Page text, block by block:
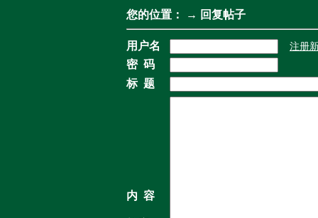
您的位置： → 回复帖子
用户名 注册
密 码
标 题
内 容